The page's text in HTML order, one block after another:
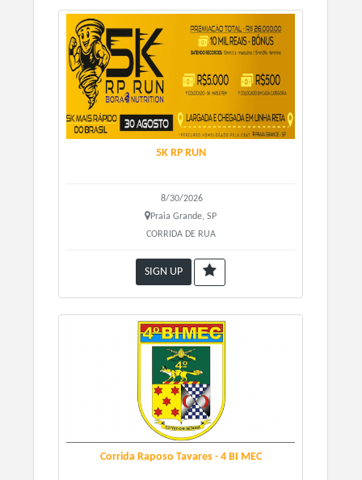
5K RP RUN
8/30/2026
Praia Grande, SP
CORRIDA DE RUA
SIGN UP
Corrida Raposo Tavares - 4 BI MEC